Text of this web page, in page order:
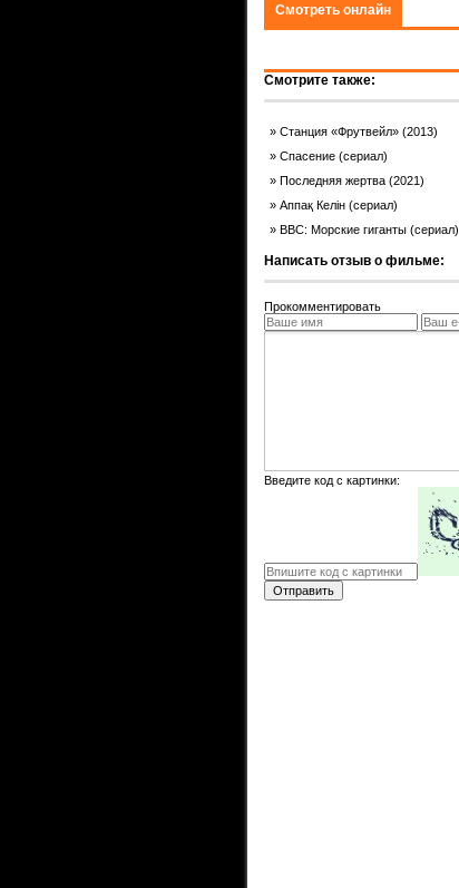
Смотреть онлайн
Смотрите также:
Станция «Фрутвейл» (2013)
Спасение (сериал)
Последняя жертва (2021)
Аппақ Келін (сериал)
BBC: Морские гиганты (сериал)
Написать отзыв о фильме:
Прокомментировать
Введите код с картинки:
Отправить